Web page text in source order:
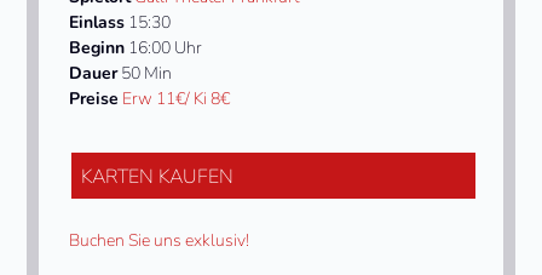
Einlass 15:30
Beginn 16:00 Uhr
Dauer50 Min
Preise Erw 11€/ Ki 8€
KARTEN KAUFEN
Buchen Sie uns exklusiv!